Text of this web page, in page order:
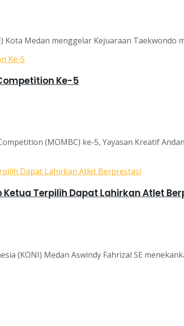
Medan menggelar Kejuaraan Taekwondo
Ke-5
(MOMBC) ke-5, Yayasan Kreatif
Terpilih Dapat Lahirkan Atlet
(KONI) Medan Aswindy Fahrizal SE